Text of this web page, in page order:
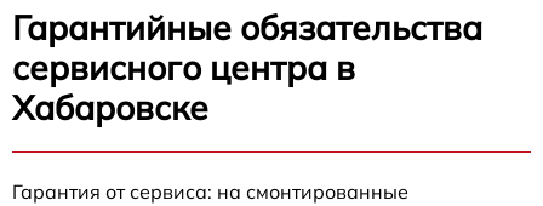
Гарантийные обязательства
сервисного центра в
Хабаровске
Гарантия от сервиса: на смонтированные